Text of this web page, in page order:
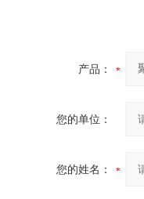
产品：
您的单位：
您的姓名：